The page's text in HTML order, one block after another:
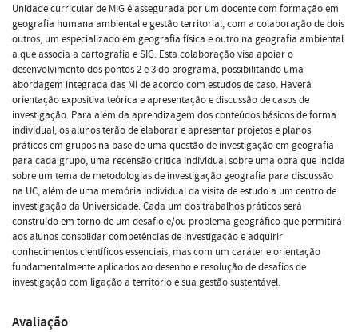
Unidade curricular de MIG é assegurada por um docente com formação em
geografia humana ambiental e gestão territorial, com a colaboração de dois
outros, um especializado em geografia física e outro na geografia ambiental
a que associa a cartografia e SIG. Esta colaboração visa apoiar o
desenvolvimento dos pontos 2 e 3 do programa, possibilitando uma
abordagem integrada das MI de acordo com estudos de caso. Haverá
orientação expositiva teórica e apresentação e discussão de casos de
investigação. Para além da aprendizagem dos conteúdos básicos de forma
individual, os alunos terão de elaborar e apresentar projetos e planos
práticos em grupos na base de uma questão de investigação em geografia
para cada grupo, uma recensão crítica individual sobre uma obra que incida
sobre um tema de metodologias de investigação geografia para discussão
na UC, além de uma memória individual da visita de estudo a um centro de
investigação da Universidade. Cada um dos trabalhos práticos será
construído em torno de um desafio e/ou problema geográfico que permitirá
aos alunos consolidar competências de investigação e adquirir
conhecimentos científicos essenciais, mas com um caráter e orientação
fundamentalmente aplicados ao desenho e resolução de desafios de
investigação com ligação a território e sua gestão sustentável.
Avaliação